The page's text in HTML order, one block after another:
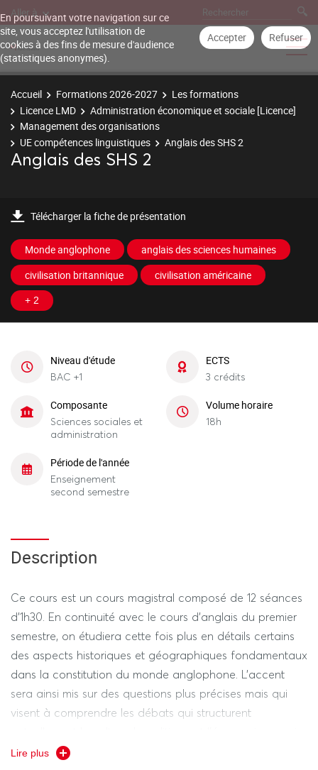
En poursuivant votre navigation sur ce
site, vous acceptez l'utilisation de
cookies à des fins de mesure d'audience
(statistiques anonymes).
Accepter Refuser
Aller à
Accueil Formations 2026-2027
Les formations
Licence LMD
Administration économique et sociale [Licence]
Management des organisations
UE compétences linguistiques
Anglais des SHS 2
Anglais des SHS 2
Télécharger la fiche de présentation
Monde anglophone
anglais des sciences humaines
civilisation britannique
civilisation américaine
+ 2
Niveau d'étude
BAC +1
ECTS
3 crédits
Composante
Sciences sociales et
administration
Volume horaire
18h
Période de l'année
Enseignement
second semestre
Description
Ce cours est un cours magistral composé de 12 séances
d'1h30. En continuité avec le cours d'anglais du premier
semestre, on étudiera cette fois plus en détails certains
des aspects historiques et géographiques fondamentaux
dans la constitution du monde anglophone. L'accent
sera ainsi mis sur des questions plus précises mais qui
visent à comprendre les débats qui structurent
des pays qui composent cette aire culturelle et
Lire plus